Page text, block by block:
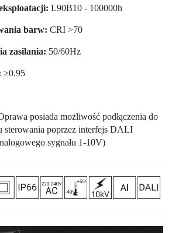
L90B10 - 100000h
barw: CRI >70
zasilania: 50/60Hz
≥0.95
posiada możliwość podłączenia do
sterowania poprzez interfejs DALI
sygnału 1-10V)